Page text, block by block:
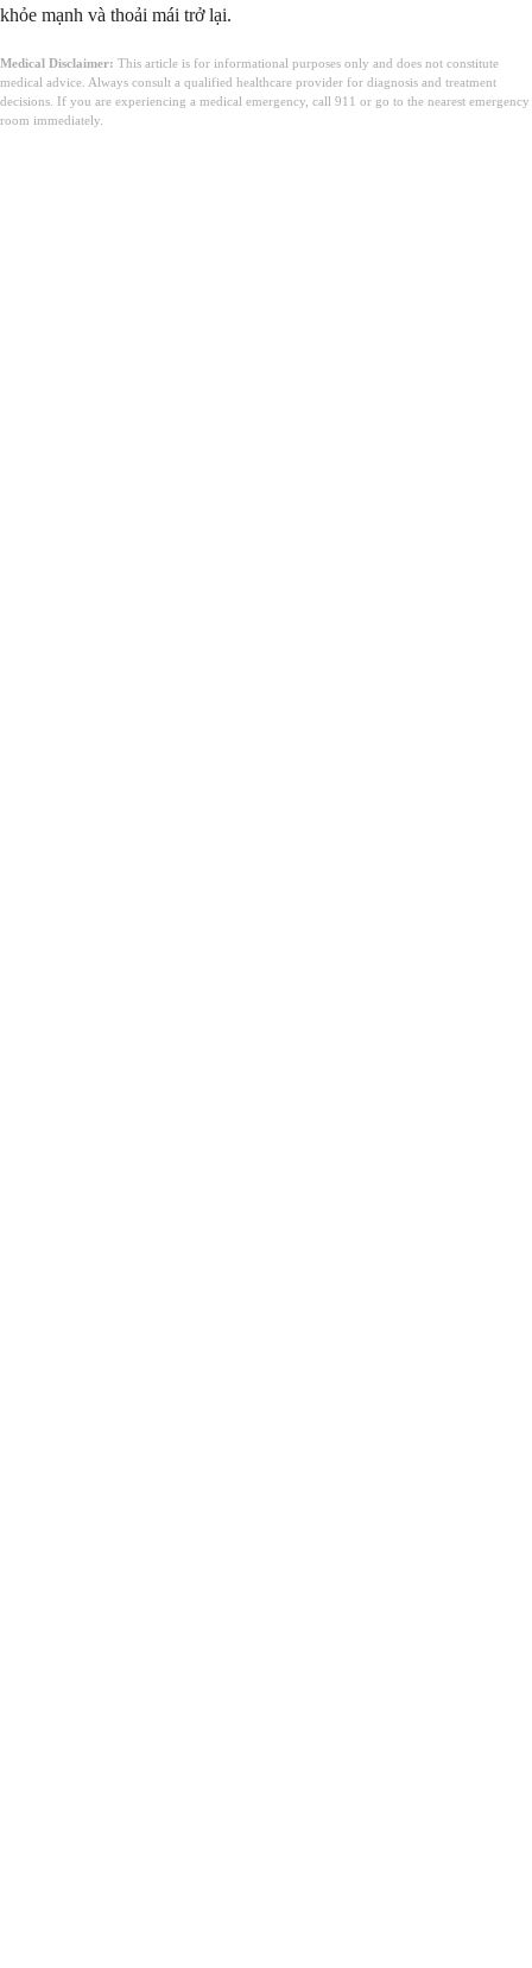
khỏe mạnh và thoải mái trở lại.
Medical Disclaimer: This article is for informational purposes only and does not constitute
medical advice. Always consult a qualified healthcare provider for diagnosis and treatment
decisions. If you are experiencing a medical emergency, call 911 or go to the nearest emergency
room immediately.